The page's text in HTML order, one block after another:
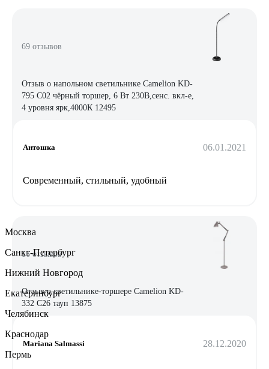
69 отзывов
Отзыв о напольном светильнике Camelion KD-
795 C02 чёрный торшер, 6 Вт 230В,сенс. вкл-е,
4 уровня ярк,4000К 12495
Антошка 06.01.2021
Современный, стильный, удобный
16 отзывов
Отзыв о светильнике-торшере Camelion KD-
332 C26 тауп 13875
Mariana Salmassi 28.12.2020
Москва
Санкт-Петербург
Нижний Новгород
Екатеринбург
Челябинск
Краснодар
Пермь